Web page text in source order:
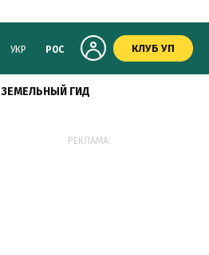
УКР РОС КЛУБ УП
ЗЕМЕЛЬНЫЙ ГИД
РЕКЛАМА: